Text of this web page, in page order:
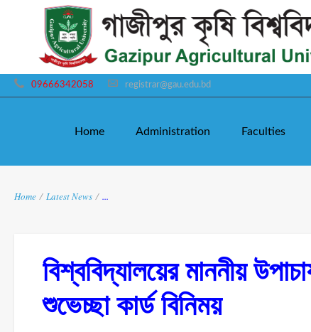
09666342058 registrar@gau.edu.bd
Home Administration Faculties
Home / Latest News / ...
বিশ্ববিদ্যালয়ের মাননীয়
শুভেচ্ছা কার্ড বিনিময়